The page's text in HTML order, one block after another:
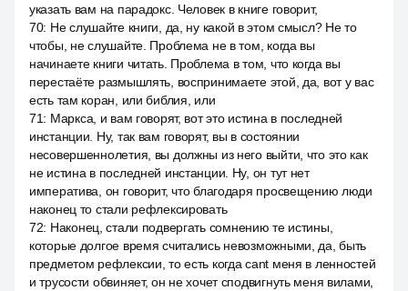
указать вам на парадокс. Человек в книге говорит,
70: Не слушайте книги, да, ну какой в этом смысл? Не то
чтобы, не слушайте. Проблема не в том, когда вы
начинаете книги читать. Проблема в том, что когда вы
перестаёте размышлять, воспринимаете этой, да, вот у вас
есть там коран, или библия, или
71: Маркса, и вам говорят, вот это истина в последней
инстанции. Ну, так вам говорят, вы в состоянии
несовершеннолетия, вы должны из него выйти, что это как
не истина в последней инстанции. Ну, он тут нет
императива, он говорит, что благодаря просвещению люди
наконец то стали рефлексировать
72: Наконец, стали подвергать сомнению те истины,
которые долгое время считались невозможными, да, быть
предметом рефлексии, то есть когда cant меня в ленностей
и трусости обвиняет, он не хочет сподвигнуть меня вилами,